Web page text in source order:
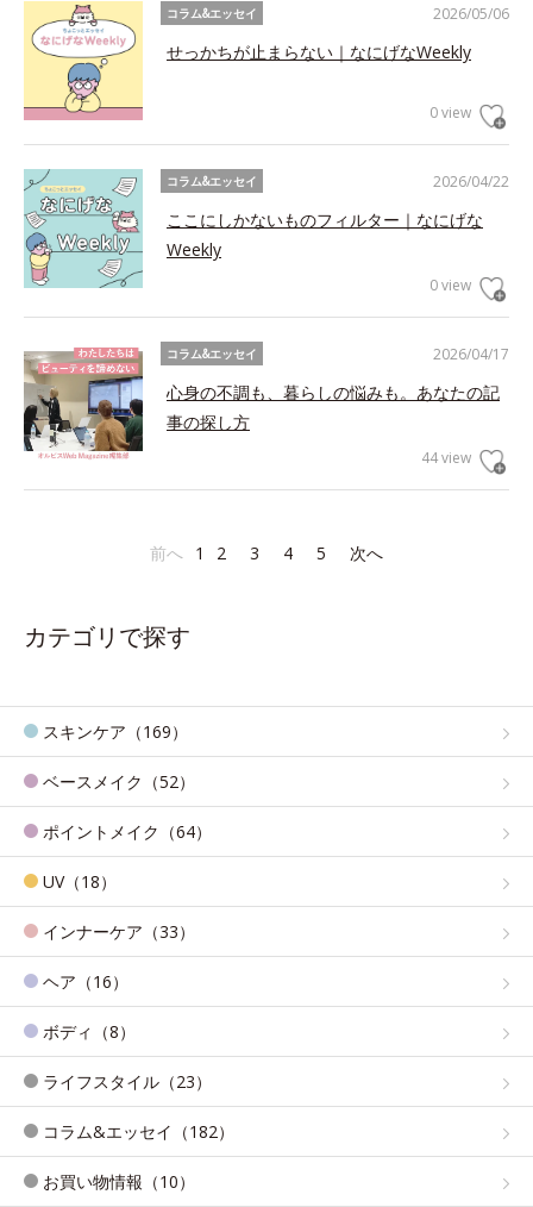
2026/05/06
コラム&エッセイ
せっかちが止まらない｜なにげなWeekly
0 view
2026/04/22
コラム&エッセイ
ここにしかないものフィルター｜なにげな
Weekly
0 view
2026/04/17
コラム&エッセイ
心身の不調も、暮らしの悩みも。あなたの記
事の探し方
44 view
前へ 1 2 3 4 5 次へ
カテゴリで探す
スキンケア（169）
ベースメイク（52）
ポイントメイク（64）
UV（18）
インナーケア（33）
ヘア（16）
ボディ（8）
ライフスタイル（23）
コラム&エッセイ（182）
お買い物情報（10）